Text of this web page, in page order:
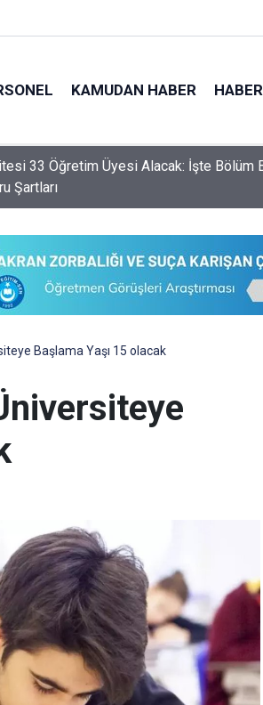
KAMUDAN HABER HABER
Eğitim Müdürü Şırnak’a Gidiyor
Başlama Yaşı 15 olacak